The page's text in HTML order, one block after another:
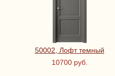
50002, Лофт темный
10700 руб.